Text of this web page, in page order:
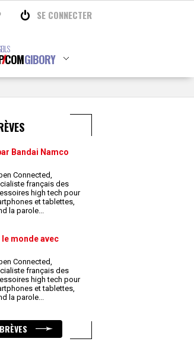
SE CONNECTER
COMGIBORY
Bandai Namco
Connected,
français des
high tech pour
et tablettes,
la parole...
monde avec
Connected,
français des
high tech pour
et tablettes,
la parole...